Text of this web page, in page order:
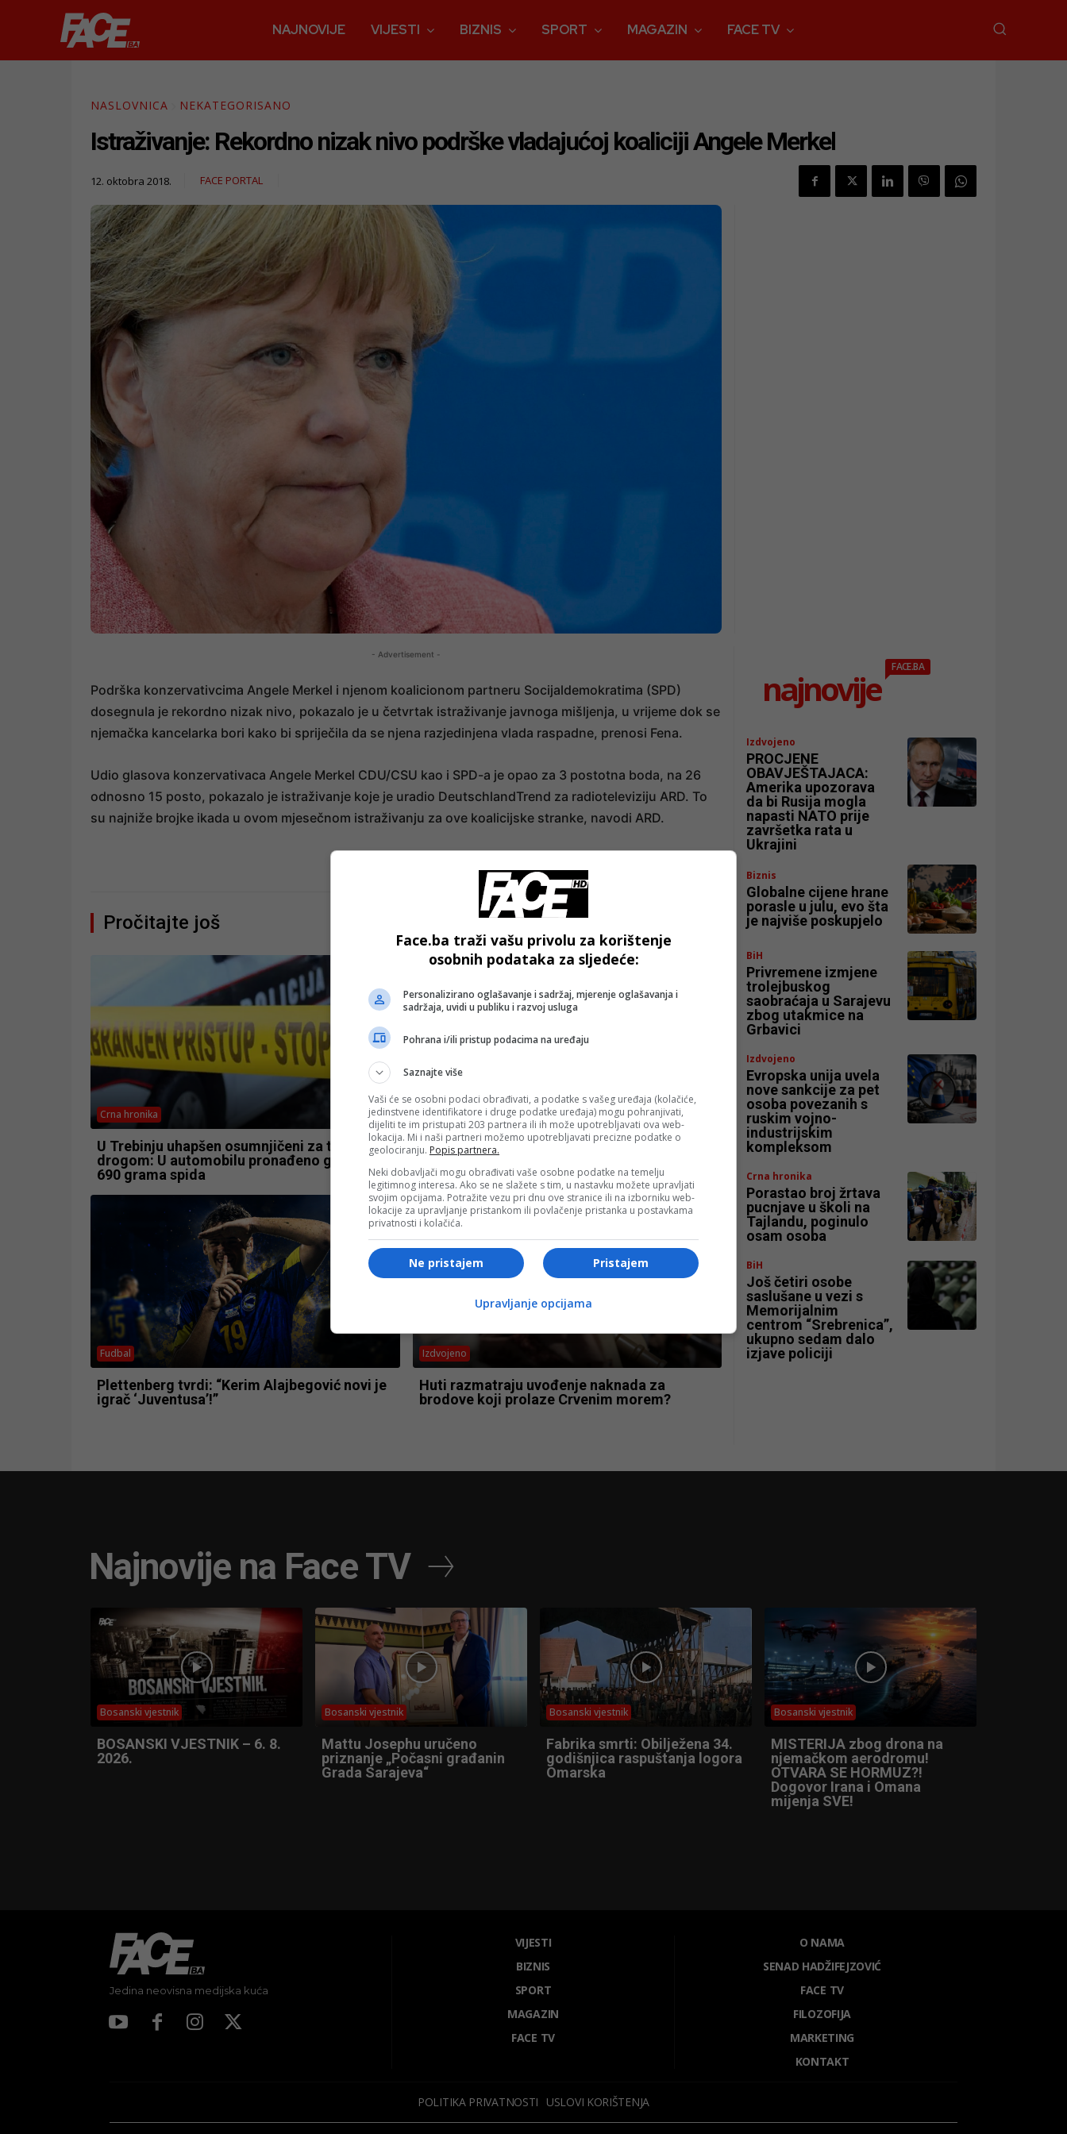
NAJNOVIJE VIJESTI BIZNIS SPORT MAGAZIN FACE TV
NASLOVNICA NEKATEGORISANO
Istraživanje: Rekordno nizak nivo podrške vladajućoj koaliciji Angele Merkel
12. oktobra 2018. FACE PORTAL
- Advertisement -
Podrška konzervativcima Angele Merkel i njenom koalicionom partneru Socijaldemokratima (SPD)
dosegnula je rekordno nizak nivo, pokazalo je u četvrtak istraživanje javnoga mišljenja, u vrijeme dok se
njemačka kancelarka bori kako bi spriječila da se njena razjedinjena vlada raspadne, prenosi Fena.
Udio glasova konzervativaca Angele Merkel CDU/CSU kao i SPD-a je opao za 3 postotna boda, na 26
odnosno 15 posto, pokazalo je istraživanje koje je uradio DeutschlandTrend za radioteleviziju ARD. To
su najniže brojke ikada u ovom mjesečnom istraživanju za ove koalicijske stranke, navodi ARD.
Pročitajte još
Crna hronika
U Trebinju uhapšen osumnjičeni za trgovinu
drogom: U automobilu pronađeno gotovo
690 grama spida
Bosanski vjestnik
BOSANSKI VJESTNIK – 2.8.2026.
Fudbal
Plettenberg tvrdi: “Kerim Alajbegović novi je
igrač ‘Juventusa’!”
Izdvojeno
Huti razmatraju uvođenje naknada za
brodove koji prolaze Crvenim morem?
najnovije
FACE.BA
Izdvojeno
PROCJENE
OBAVJEŠTAJACA:
Amerika upozorava
da bi Rusija mogla
napasti NATO prije
završetka rata u
Ukrajini
Biznis
Globalne cijene hrane
porasle u julu, evo šta
je najviše poskupjelo
BiH
Privremene izmjene
trolejbuskog
saobraćaja u Sarajevu
zbog utakmice na
Grbavici
Izdvojeno
Evropska unija uvela
nove sankcije za pet
osoba povezanih s
ruskim vojno-
industrijskim
kompleksom
Crna hronika
Porastao broj žrtava
pucnjave u školi na
Tajlandu, poginulo
osam osoba
BiH
Još četiri osobe
saslušane u vezi s
Memorijalnim
centrom “Srebrenica”,
ukupno sedam dalo
izjave policiji
Najnovije na Face TV
Bosanski vjestnik
BOSANSKI VJESTNIK – 6. 8.
2026.
Bosanski vjestnik
Mattu Josephu uručeno
priznanje „Počasni građanin
Grada Sarajeva“
Bosanski vjestnik
Fabrika smrti: Obilježena 34.
godišnjica raspuštanja logora
Omarska
Bosanski vjestnik
MISTERIJA zbog drona na
njemačkom aerodromu!
OTVARA SE HORMUZ?!
Dogovor Irana i Omana
mijenja SVE!
Jedina neovisna medijska kuća
VIJESTI
BIZNIS
SPORT
MAGAZIN
FACE TV
O NAMA
SENAD HADŽIFEJZOVIĆ
FACE TV
FILOZOFIJA
MARKETING
KONTAKT
POLITIKA PRIVATNOSTI USLOVI KORIŠTENJA
Face.ba traži vašu privolu za korištenje
osobnih podataka za sljedeće:
Personalizirano oglašavanje i sadržaj, mjerenje oglašavanja i
sadržaja, uvidi u publiku i razvoj usluga
Pohrana i/ili pristup podacima na uređaju
Saznajte više
Vaši će se osobni podaci obrađivati, a podatke s vašeg uređaja (kolačiće,
jedinstvene identifikatore i druge podatke uređaja) mogu pohranjivati,
dijeliti te im pristupati 203 partnera ili ih može upotrebljavati ova web-
lokacija. Mi i naši partneri možemo upotrebljavati precizne podatke o
geolociranju. Popis partnera.
Neki dobavljači mogu obrađivati vaše osobne podatke na temelju
legitimnog interesa. Ako se ne slažete s tim, u nastavku možete upravljati
svojim opcijama. Potražite vezu pri dnu ove stranice ili na izborniku web-
lokacije za upravljanje pristankom ili povlačenje pristanka u postavkama
privatnosti i kolačića.
Pristajem
Ne pristajem
Upravljanje opcijama